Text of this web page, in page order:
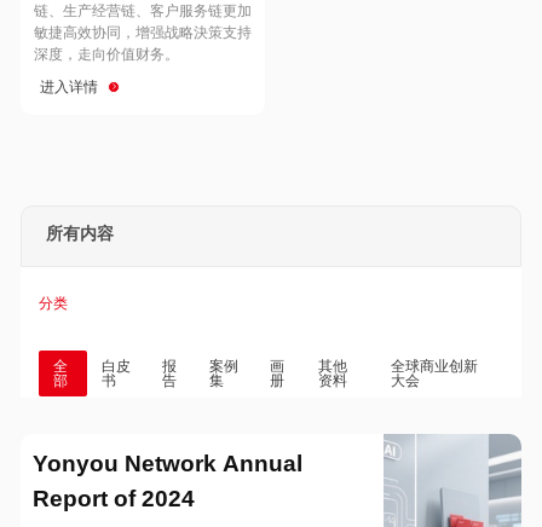
Hong Kong
链、生产经营链、客户服务链更加
敏捷高效协同，增强战略決策支持
深度，走向价值财务。
进入详情
所有内容
分类
全
部
白皮
书
报
告
案例
集
画
册
其他
资料
全球商业创新
大会
Yonyou Network Annual
Report of 2024